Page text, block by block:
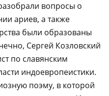
вопросы о
ариев, а также
были образованы
Сергей Козловский
по славянским
индоевропеистики.
поэму, в которой